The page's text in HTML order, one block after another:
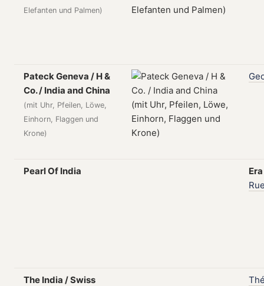
Elefanten und Palmen)
Pateck Geneva / H &
Co. / India and China
(mit Uhr, Pfeilen, Löwe,
Einhorn, Flaggen und
Krone)
Pearl Of India
Era
The India / Swiss